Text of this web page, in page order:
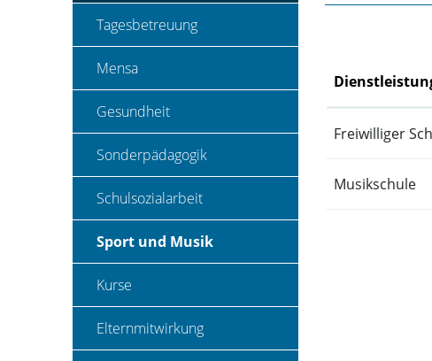
Tagesbetreuung
Mensa
Gesundheit
Sonderpädagogik
Schulsozialarbeit
Sport und Musik
Kurse
Elternmitwirkung
Freiwilliger
Musikschule